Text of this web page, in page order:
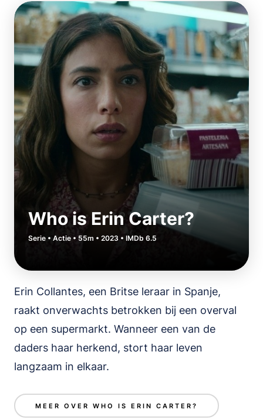
Who is Erin Carter?
Serie • Actie • 55m • 2023 • IMDb 6.5
Erin Collantes, een Britse leraar in Spanje,
raakt onverwachts betrokken bij een overval
op een supermarkt. Wanneer een van de
daders haar herkend, stort haar leven
langzaam in elkaar.
MEER OVER WHO IS ERIN CARTER?